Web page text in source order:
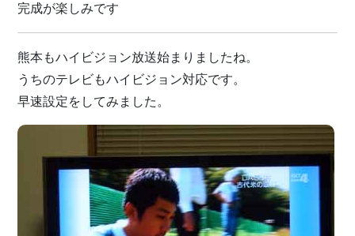
完成が楽しみです
熊本もハイビジョン放送始まりましたね。
うちのテレビもハイビジョン対応です。
早速設定をしてみました。